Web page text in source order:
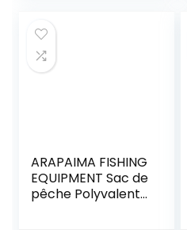
ARAPAIMA FISHING
EQUIPMENT Sac de
pêche Polyvalent